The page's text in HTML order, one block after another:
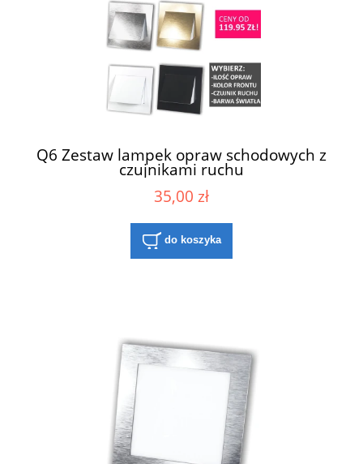
Q6 Zestaw lampek opraw schodowych z
czujnikami ruchu
35,00 zł
do koszyka